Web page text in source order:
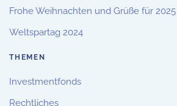
Frohe Weihnachten und Grüße für 2025
Weltspartag 2024
THEMEN
Investmentfonds
Rechtliches